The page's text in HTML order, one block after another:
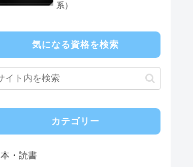
系）
気になる資格を検索
カテゴリー
本・読書